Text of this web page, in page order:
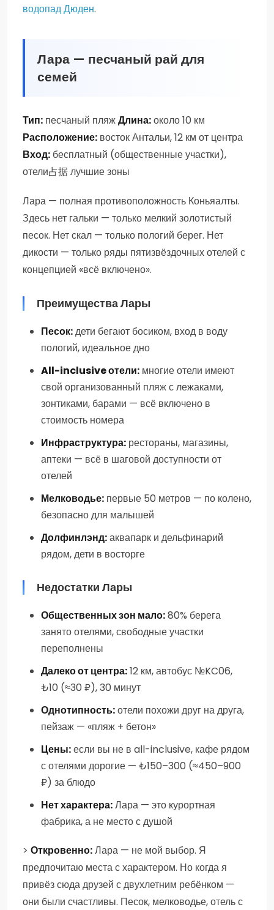
водопад Дюден.
Лара — песчаный рай для
семей
Тип: песчаный пляжДлина:около 10 км
Расположение: восток Антальи, 12 км от центра
Вход: бесплатный (общественные участки),
отели占据 лучшие зоны
Лара — полная противоположность Коньяалты.
Здесь нет гальки — только мелкий золотистый
песок. Нет скал — только пологий берег. Нет
дикости — только ряды пятизвёздочных отелей с
концепцией «всё включено».
Преимущества Лары
Песок:дети бегают босиком, вход в воду
пологий, идеальное дно
All-inclusive отели: многие отели имеют
свой организованный пляж с лежаками,
зонтиками, барами — всё включено в
стоимость номера
Инфраструктура: рестораны, магазины,
аптеки — всё в шаговой доступности от
отелей
Мелководье: первые 50 метров — по колено,
безопасно для малышей
Долфинлэнд:аквапарк и дельфинарий
рядом, дети в восторге
Недостатки Лары
Общественных зон мало:80% берега
занято отелями, свободные участки
переполнены
Далеко от центра:12 км, автобус №KC06,
₺10 (≈30 ₽), 30 минут
Однотипность:отели похожи друг на друга,
пейзаж — «пляж + бетон»
Цены:если вы не в all-inclusive, кафе рядом
с отелями дорогие — ₺150–300 (≈450–900
₽) за блюдо
Нет характера:Лара — это курортная
фабрика, а не место с душой
> Откровенно:Лара — не мой выбор. Я
предпочитаю места с характером. Но когда я
привёз сюда друзей с двухлетним ребёнком —
они были счастливы. Песок, мелководье, отель с